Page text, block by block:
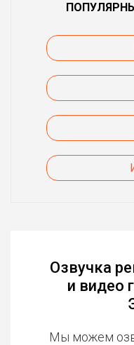
Озвучка
и видео
Мы можем